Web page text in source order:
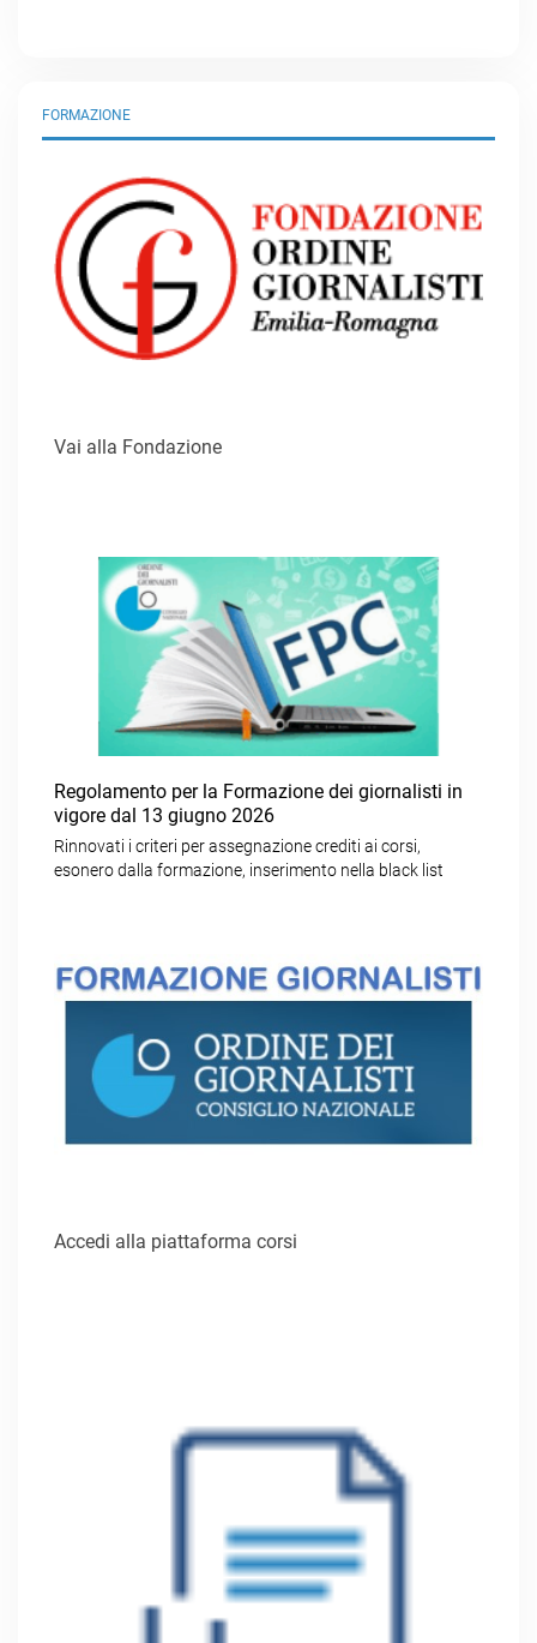
FORMAZIONE
Vai alla Fondazione
Regolamento per la Formazione dei giornalisti in
vigore dal 13 giugno 2026
Rinnovati i criteri per assegnazione crediti ai corsi,
esonero dalla formazione, inserimento nella black list
Accedi alla piattaforma corsi